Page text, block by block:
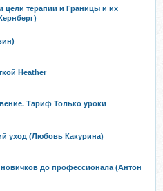
терапии и Границы и их
Heather
Тариф Только уроки
уход (Любовь Какурина)
до профессионала (Антон